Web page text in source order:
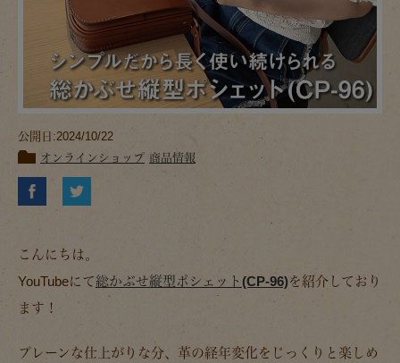
公開日:2024/10/22
オンラインショップ 商品情報
こんにちは。
YouTubeにて総かぶせ縦型ポシェット(CP-96)を紹介しており
ます！
プレーンな仕上がりな分、革の経年変化をじっくりと楽しめ